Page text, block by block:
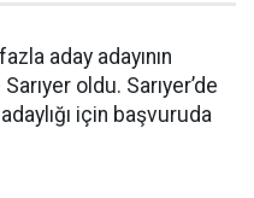
aday adayının
oldu. Sarıyer’de
için başvuruda